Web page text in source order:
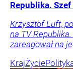
Republika.
Krzysztof Luft,
na TV
zareagował na
KrajŻycie